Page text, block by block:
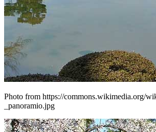
Photo from https://commons.wikimedia.org/
_panoramio.jpg